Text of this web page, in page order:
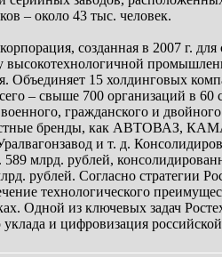
– около 43 тыс. человек.
созданная в 2007 г. для
высокотехнологичной
Объединяет 15 холдинговых
– свыше 700 организаций в 60
гражданского и
бренды, как АВТОВАЗ,
и т. д.
589 млрд. рублей,
рублей. Согласно стратегии
технологического
Одной из ключевых задач
уклада и цифровизация